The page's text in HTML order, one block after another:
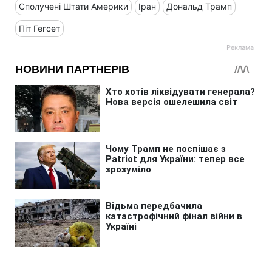
Сполучені Штати Америки Іран Дональд Трамп
Піт Гегсет